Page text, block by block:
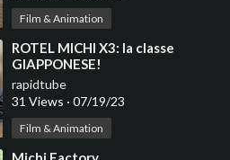
Film & Animation
⁣ROTEL MICHI X3: la classe
GIAPPONESE!
rapidtube
31 Views · 07/19/23
Film & Animation